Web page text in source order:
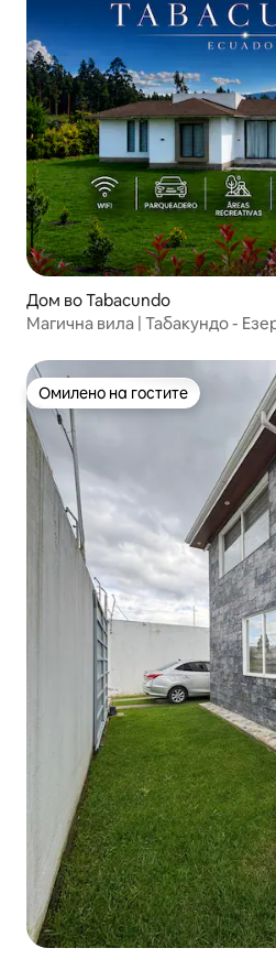
Дом во Tabacundo
Магична вила | Табакундо -
Омилено на гостите
Омилено на гостите